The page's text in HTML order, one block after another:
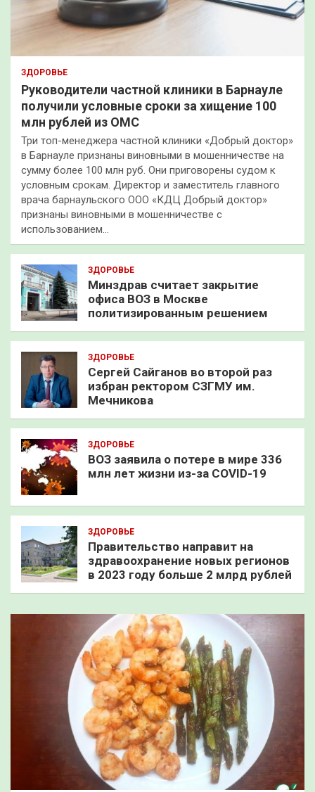
ЗДОРОВЬЕ
Руководители частной клиники в Барнауле
получили условные сроки за хищение 100
млн рублей из ОМС
Три топ-менеджера частной клиники «Добрый доктор»
в Барнауле признаны виновными в мошенничестве на
сумму более 100 млн руб. Они приговорены судом к
условным срокам. Директор и заместитель главного
врача барнаульского ООО «КДЦ Добрый доктор»
признаны виновными в мошенничестве с
использованием…
ЗДОРОВЬЕ
Минздрав считает закрытие
офиса ВОЗ в Москве
политизированным решением
ЗДОРОВЬЕ
Сергей Сайганов во второй раз
избран ректором СЗГМУ им.
Мечникова
ЗДОРОВЬЕ
ВОЗ заявила о потере в мире 336
млн лет жизни из-за COVID-19
ЗДОРОВЬЕ
Правительство направит на
здравоохранение новых регионов
в 2023 году больше 2 млрд рублей